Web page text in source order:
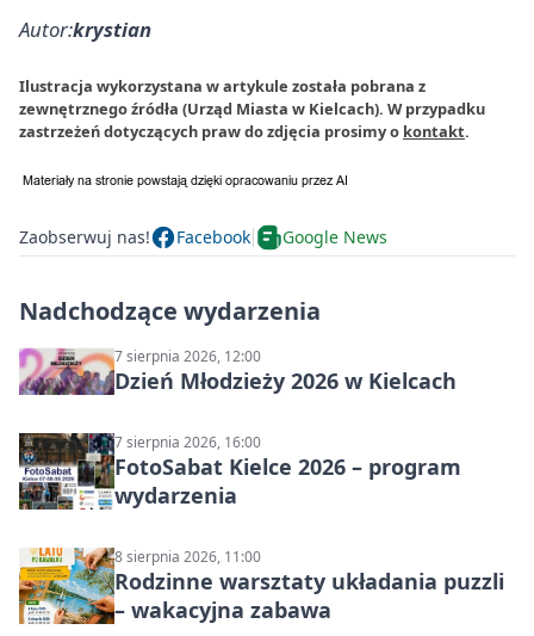
Autor:krystian
Ilustracja wykorzystana w artykule została pobrana z
zewnętrznego źródła (Urząd Miasta w Kielcach). W przypadku
zastrzeżeń dotyczących praw do zdjęcia prosimy o kontakt.
Zaobserwuj nas! Facebook Google News
Nadchodzące wydarzenia
7 sierpnia 2026, 12:00
Dzień Młodzieży 2026 w Kielcach
7 sierpnia 2026, 16:00
FotoSabat Kielce 2026 – program
wydarzenia
8 sierpnia 2026, 11:00
Rodzinne warsztaty układania puzzli
– wakacyjna zabawa